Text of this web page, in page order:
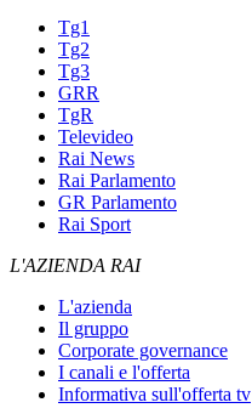
Tg1
Tg2
Tg3
GRR
TgR
Televideo
Rai News
Rai Parlamento
GR Parlamento
Rai Sport
L'AZIENDA RAI
L'azienda
Il gruppo
Corporate governance
I canali e l'offerta
Informativa sull'offerta tv